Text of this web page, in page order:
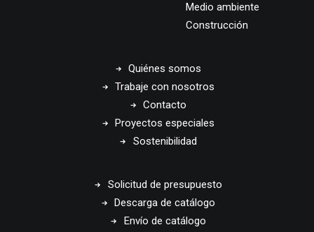
Medio ambiente
Construcción
Quiénes somos
Trabaje con nosotros
Contacto
Proyectos especiales
Sostenibilidad
Solicitud de presupuesto
Descarga de catálogo
Envío de catálogo